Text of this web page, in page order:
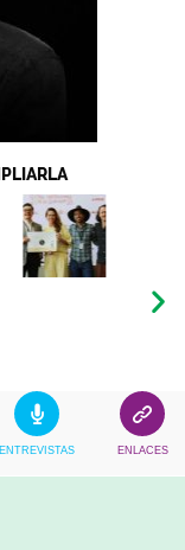
ENTREVISTAS ENLACES